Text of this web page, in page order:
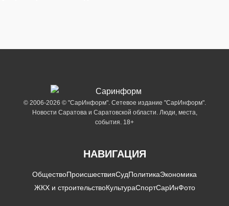
© 2006-2026 © "СарИнформ". Сетевое издание "СарИнформ".
Новости Саратова и Саратовской области. Люди, места,
события. 18+
НАВИГАЦИЯ
ОбществоПроисшествияСудПолитикаЭкономика
ЖКХ и строительствоКультураСпортСарИнФото